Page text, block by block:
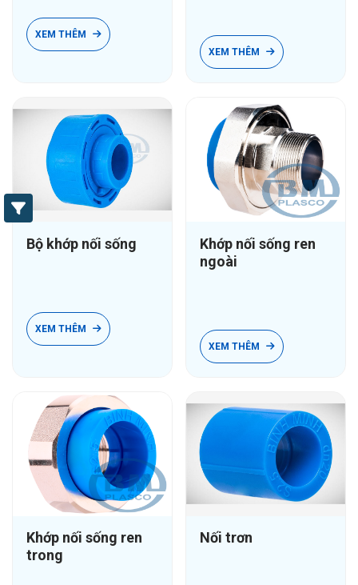
XEM THÊM
XEM THÊM
Bộ khớp nối sống
XEM THÊM
Khớp nối sống ren
ngoài
XEM THÊM
Khớp nối sống ren
trong
Nối trơn